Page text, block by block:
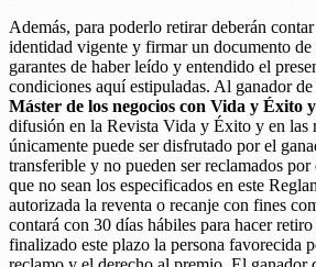
Además, para poderlo retirar deberán
identidad vigente y firmar un documento de
garantes de haber leído y entendido el
condiciones aquí estipuladas. Al ganador
Máster de los negocios con Vida y Éxito
difusión en la Revista Vida y Éxito y en las
únicamente puede ser disfrutado por el
transferible y no pueden ser reclamados
que no sean los especificados en este
autorizada la reventa o recanje con fines
contará con 30 días hábiles para hacer
finalizado este plazo la persona favorecida